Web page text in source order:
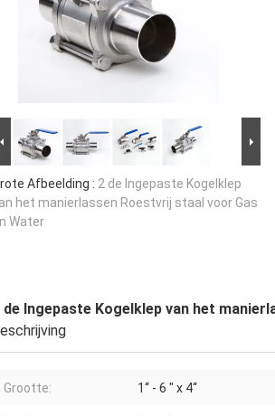
Afbeelding : 2 de Ingepaste Kogelklep
het manierlassen Roestvrij staal voor Gas
Water
de Ingepaste Kogelklep van het
Grootte: 1“ - 6 " x 4“